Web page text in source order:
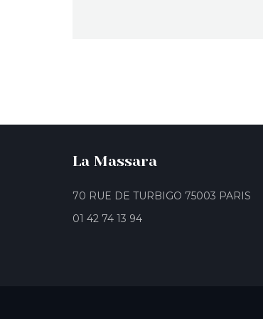
La Massara
70 RUE DE TURBIGO 75003 PARIS
01 42 74 13 94